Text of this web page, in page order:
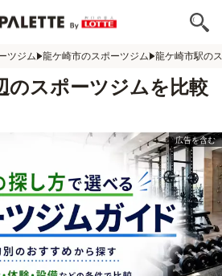
ツジム 龍ケ崎市のスポーツジム 龍ケ崎市駅の
のスポーツジムを比較